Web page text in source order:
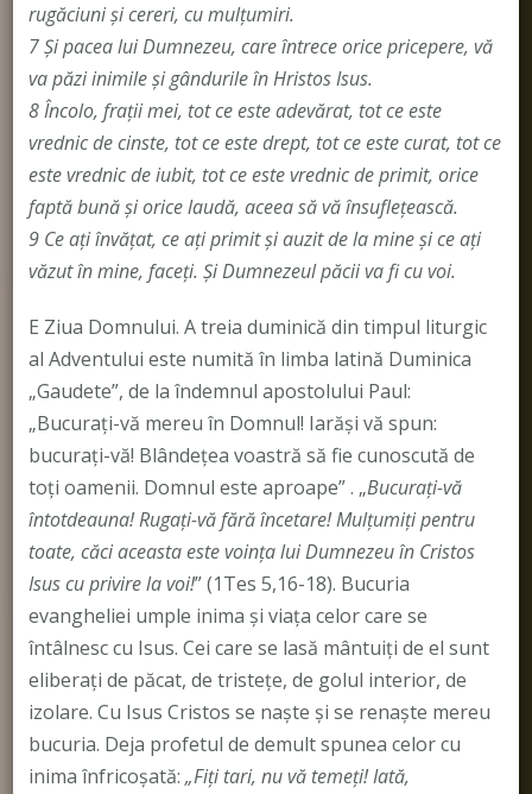
rugăciuni şi cereri, cu mulţumiri.
7 Şi pacea lui Dumnezeu, care întrece orice pricepere, vă
va păzi inimile şi gândurile în Hristos Isus.
8 Încolo, fraţii mei, tot ce este adevărat, tot ce este
vrednic de cinste, tot ce este drept, tot ce este curat, tot ce
este vrednic de iubit, tot ce este vrednic de primit, orice
faptă bună şi orice laudă, aceea să vă însufleţească.
9 Ce aţi învăţat, ce aţi primit şi auzit de la mine şi ce aţi
văzut în mine, faceţi. Şi Dumnezeul păcii va fi cu voi.
E Ziua Domnului. A treia duminică din timpul liturgic
al Adventului este numită în limba latină Duminica
„Gaudete”, de la îndemnul apostolului Paul:
„Bucuraţi-vă mereu în Domnul! Iarăşi vă spun:
bucuraţi-vă! Blândețea voastră să fie cunoscută de
toți oamenii. Domnul este aproape” . „Bucuraţi-vă
întotdeauna! Rugaţi-vă fără încetare! Mulţumiţi pentru
toate, căci aceasta este voinţa lui Dumnezeu în Cristos
Isus cu privire la voi!” (1Tes 5,16-18). Bucuria
evangheliei umple inima şi viaţa celor care se
întâlnesc cu Isus. Cei care se lasă mântuiţi de el sunt
eliberaţi de păcat, de tristeţe, de golul interior, de
izolare. Cu Isus Cristos se naşte şi se renaşte mereu
bucuria. Deja profetul de demult spunea celor cu
inima înfricoşată: „Fiţi tari, nu vă temeţi! Iată,